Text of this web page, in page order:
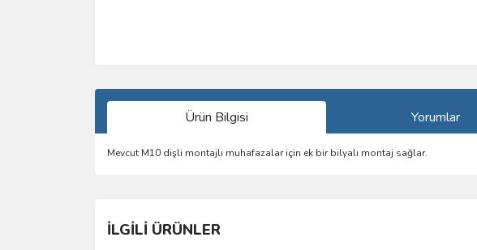
Ürün Bilgisi Yorumlar
Mevcut M10 dişli montajlı muhafazalar için ek bir bilyalı montaj sağlar.
İLGİLİ ÜRÜNLER